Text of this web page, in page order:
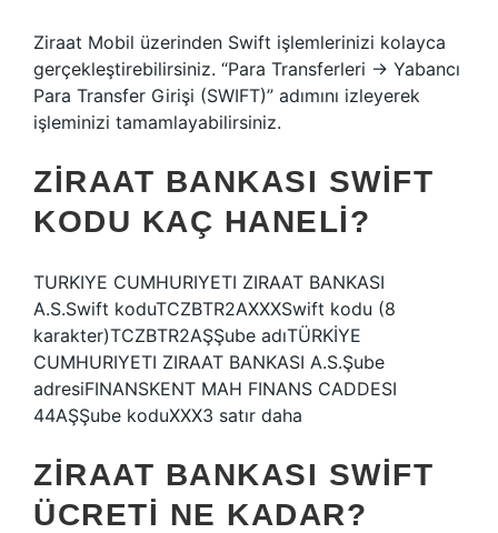
Ziraat Mobil üzerinden Swift işlemlerinizi kolayca
gerçekleştirebilirsiniz. “Para Transferleri -> Yabancı
Para Transfer Girişi (SWIFT)” adımını izleyerek
işleminizi tamamlayabilirsiniz.
ZIRAAT BANKASI SWIFT
KODU KAÇ HANELI?
TURKIYE CUMHURIYETI ZIRAAT BANKASI
A.S.Swift koduTCZBTR2AXXXSwift kodu (8
karakter)TCZBTR2AŞŞube adıTÜRKİYE
CUMHURIYETI ZIRAAT BANKASI A.S.Şube
adresiFINANSKENT MAH FINANS CADDESI
44AŞŞube koduXXX3 satır daha
ZIRAAT BANKASI SWIFT
ÜCRETI NE KADAR?